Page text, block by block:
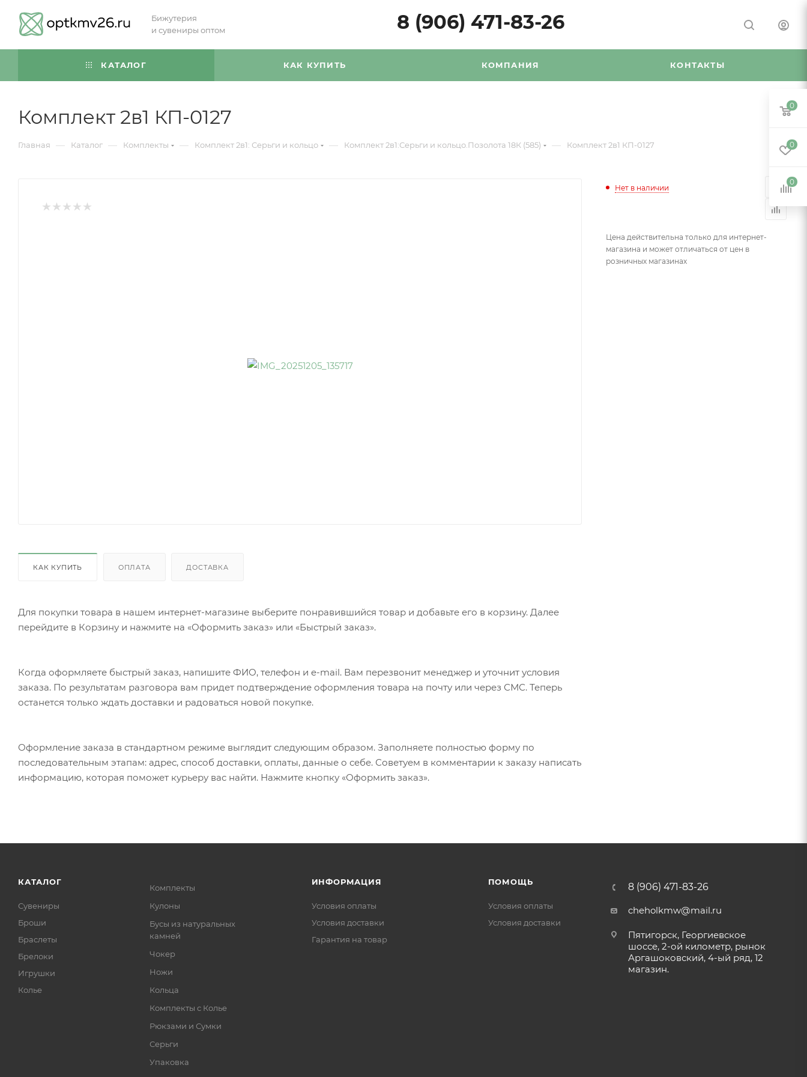
Бижутерия
и сувениры оптом
8 (906) 471-83-26
КАТАЛОГ КАК КУПИТЬ КОМПАНИЯ КОНТАКТЫ
Комплект 2в1 КП-0127
Главная — Каталог — Комплекты — Комплект 2в1: Серьги и кольцо — Комплект 2в1:Серьги и кольцо.Позолота 18К (585) — Комплект 2в1 КП-0127
КАК КУПИТЬ ОПЛАТА ДОСТАВКА
Для покупки товара в нашем интернет-магазине выберите понравившийся товар и добавьте его в корзину. Далее
перейдите в Корзину и нажмите на «Оформить заказ» или «Быстрый заказ».
Когда оформляете быстрый заказ, напишите ФИО, телефон и e-mail. Вам перезвонит менеджер и уточнит условия
заказа. По результатам разговора вам придет подтверждение оформления товара на почту или через СМС. Теперь
останется только ждать доставки и радоваться новой покупке.
Оформление заказа в стандартном режиме выглядит следующим образом. Заполняете полностью форму по
последовательным этапам: адрес, способ доставки, оплаты, данные о себе. Советуем в комментарии к заказу написать
информацию, которая поможет курьеру вас найти. Нажмите кнопку «Оформить заказ».
Нет в наличии
Цена действительна только для интернет-
магазина и может отличаться от цен в
розничных магазинах
КАТАЛОГ
Сувениры
Броши
Браслеты
Брелоки
Игрушки
Колье
Комплекты
Кулоны
Бусы из натуральных
камней
Чокер
Ножи
Кольца
Комплекты с Колье
Рюкзами и Сумки
Серьги
Упаковка
ИНФОРМАЦИЯ
Условия оплаты
Условия доставки
Гарантия на товар
ПОМОЩЬ
Условия оплаты
Условия доставки
8 (906) 471-83-26
cheholkmw@mail.ru
Пятигорск, Георгиевское
шоссе, 2-ой километр, рынок
Аргашоковский, 4-ый ряд, 12
магазин.
0
0
0